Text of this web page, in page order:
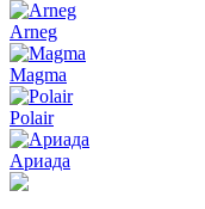
Arneg
Magma
Polair
Ариада